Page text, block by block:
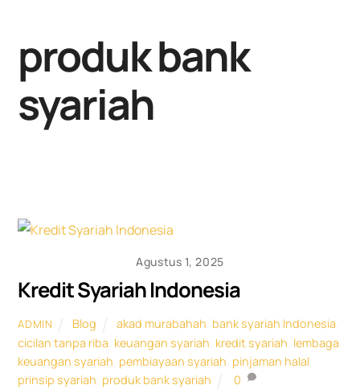
contentproduk bank
syariah
Agustus 1, 2025
Kredit Syariah Indonesia
ADMIN Blog akad murabahah bank syariah Indonesia,
cicilan tanpa riba keuangan syariah kredit syariah lembaga
keuangan syariah pembiayaan syariah pinjaman halal
prinsip syariah produk bank syariah 0